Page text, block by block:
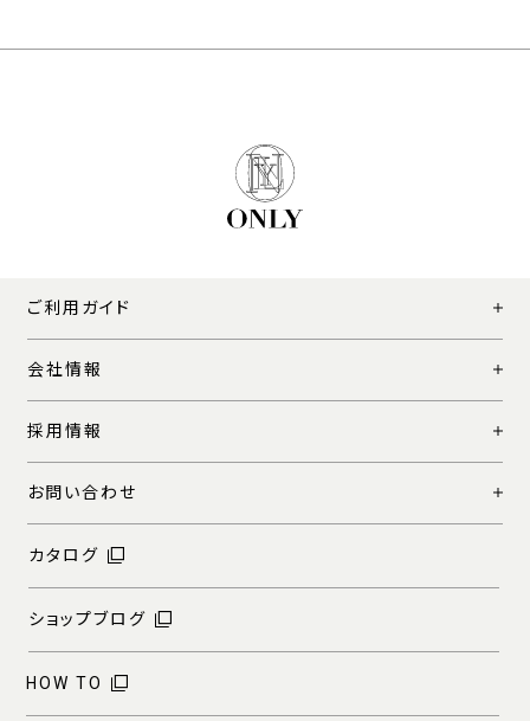
ご利用ガイド
会社情報
採用情報
お問い合わせ
カタログ
ショップブログ
HOW TO